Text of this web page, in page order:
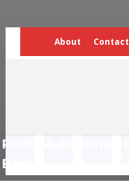
Profil Muhammad
Baru
About Contact